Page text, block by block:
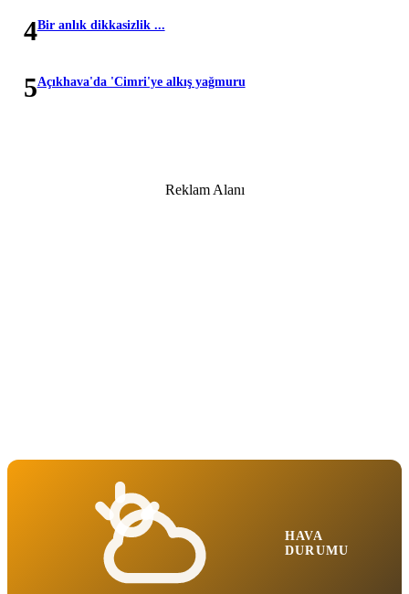
4Bir anlık dikkasizlik ...
5Açıkhava'da 'Cimri'ye alkış yağmuru
Reklam Alanı
HAVA
DURUMU